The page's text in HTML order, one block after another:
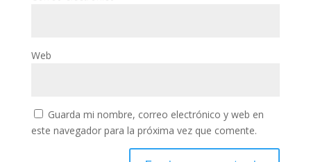
Web
Guarda mi nombre, correo electrónico y web en
este navegador para la próxima vez que comente.